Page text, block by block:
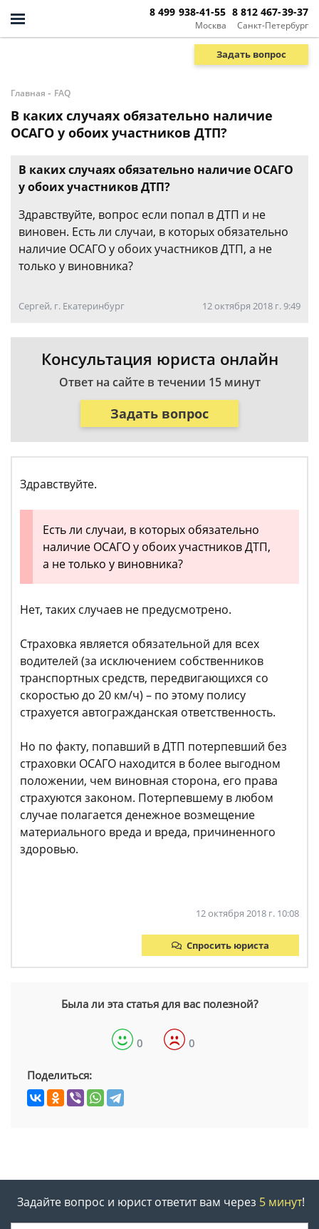
Москва
8 499 938-41-55
Санкт-Петербург
8 812 467-39-37
Задать вопрос
Главная - FAQ
В каких случаях обязательно наличие
ОСАГО у обоих участников ДТП?
В каких случаях обязательно наличие ОСАГО
у обоих участников ДТП?
Здравствуйте, вопрос если попал в ДТП и не
виновен. Есть ли случаи, в которых обязательно
наличие ОСАГО у обоих участников ДТП, а не
только у виновника?
Сергей, г. Екатеринбург 12 октября 2018 г. 9:49
Консультация юриста онлайн
Ответ на сайте в течении 15 минут
Задать вопрос
Здравствуйте.
Есть ли случаи, в которых обязательно
наличие ОСАГО у обоих участников ДТП,
а не только у виновника?
Нет, таких случаев не предусмотрено.
Страховка является обязательной для всех
водителей (за исключением собственников
транспортных средств, передвигающихся со
скоростью до 20 км/ч) – по этому полису
страхуется автогражданская ответственность.
Но по факту, попавший в ДТП потерпевший без
страховки ОСАГО находится в более выгодном
положении, чем виновная сторона, его права
страхуются законом. Потерпевшему в любом
случае полагается денежное возмещение
материального вреда и вреда, причиненного
здоровью.
12 октября 2018 г. 10:08
Спросить юриста
Была ли эта статья для вас полезной?
0 0
Поделиться:
Задайте вопрос и юрист ответит вам через 5 минут!